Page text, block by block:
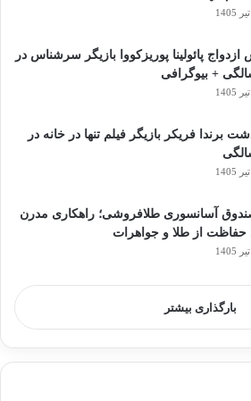
پائولینا پوریزکووا بازیگر سرشناس در
برندا فریکر بازیگر فیلم تنها در خانه در
آسانسوری طلافروشی؛ راهکاری مدرن
حفاظت از طلا و جواهرات
بارگذاری بیشتر